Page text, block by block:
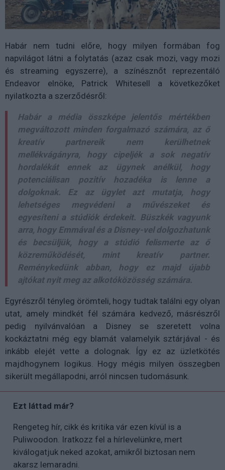
Habár nem tudni előre, hogy milyen formában fog
napvilágot látni a folytatás (azaz csak mozi, vagy mozi
és streaming egyszerre), a színésznőt reprezentáló
Endeavor elnöke, Patrick Whitesell a következőket
nyilatkozta a szerződésről:
Habár a média összképe jelentős mértékben
megváltozott minden forgalmazó számára, az ő
kreatív partnereik nem kerülhetnek
mellékvágányra, hogy cipeljék a sok negatív
hordalékát ennek az ügynek anélkül, hogy
potenciálisan pozitív hozadéka is lenne a
dolgoknak. Ez az ügylet azt mutatja, hogy
lehetséges megvédeni a művészeket és
egyesíteni a stúdiók érdekeit. Büszkék vagyunk
arra, hogy Emmával és a Disney-vel dolgozhatunk
és becsüljük, hogy a stúdió felismerte az ő
közreműködését, mint kreatív partner.
Reménykedünk abban, hogy ez majd újabb
ajtókat nyit meg az alkotóközösség számára.
Egyrészről tényleg örömteli, hogy tudtak találni egy olyan
utat, amely mindkét fél számára kedvező, másrészről
pedig nyilvánvalóan a Disney se szeretett volna
kockáztatni még egy blamát valamelyik sztárjával - és
inkább elejét vette a dolognak. Így ez az üzletkötés
majdhogynem logikus. Hogy mégis milyen összegben
sikerült megállapodni, arról nincsen tudomásunk.
Ezt láttad már?
Rengeteg hír, cikk és kritika vár ezen kívül is a
Puliwoodon. Iratkozz fel a hírlevelünkre, mert
kiválogatjuk neked azokat, amikről biztosan nem
akarsz lemaradni.